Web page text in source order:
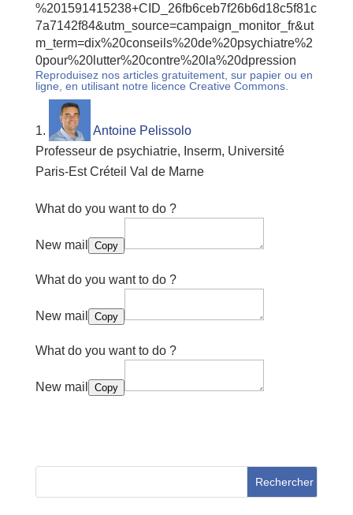
%201591415238+CID_26fb6ceb7f26b6d18c5f81c
7a7142f84&utm_source=campaign_monitor_fr&ut
m_term=dix%20conseils%20de%20psychiatre%2
0pour%20lutter%20contre%20la%20dpression
Reproduisez nos articles gratuitement, sur papier ou en
ligne, en utilisant notre licence Creative Commons.
Antoine Pelissolo
Professeur de psychiatrie, Inserm, Université
Paris-Est Créteil Val de Marne
What do you want to do ?
New mail Copy
What do you want to do ?
New mail Copy
What do you want to do ?
New mail Copy